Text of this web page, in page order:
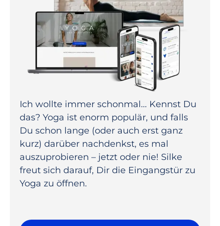
Ich wollte immer schonmal... Kennst Du
das? Yoga ist enorm populär, und falls
Du schon lange (oder auch erst ganz
kurz) darüber nachdenkst, es mal
auszuprobieren – jetzt oder nie! Silke
freut sich darauf, Dir die Eingangstür zu
Yoga zu öffnen.